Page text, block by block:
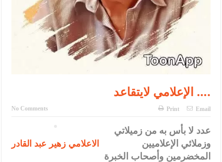
الملك يلتقي مجموعة من رفاق السلاح
الملك يتلقى اتصالا هاتفيا من العاهل البحريني
القاضي محمود أحمد فريحات.. مبارك ومزيدا من التوفيق
الإعلامي لايتقاعد ….
No Comments Print Email
الاعلامي زهير عبد القادر
عدد لا بأس به من زميلاتي
وزملائي الإعلاميين
المخضرمين وأصحاب الخبرة